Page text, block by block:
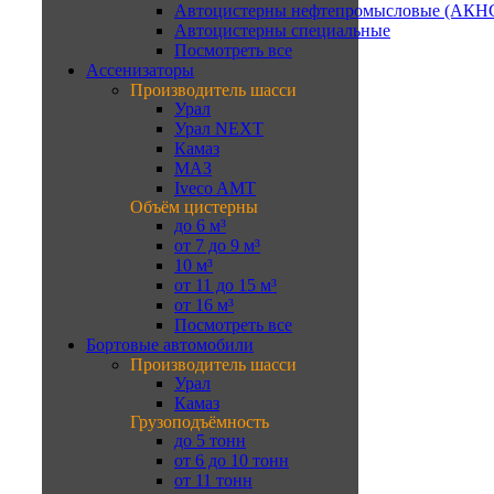
Автоцистерны нефтепромысловые
Автоцистерны специальные
Посмотреть все
Ассенизаторы
Производитель шасси
Урал
Урал NEXT
Камаз
МАЗ
Iveco AMT
Объём цистерны
до 6 м³
от 7 до 9 м³
10 м³
от 11 до 15 м³
от 16 м³
Посмотреть все
Бортовые автомобили
Производитель шасси
Урал
Камаз
Грузоподъёмность
до 5 тонн
от 6 до 10 тонн
от 11 тонн